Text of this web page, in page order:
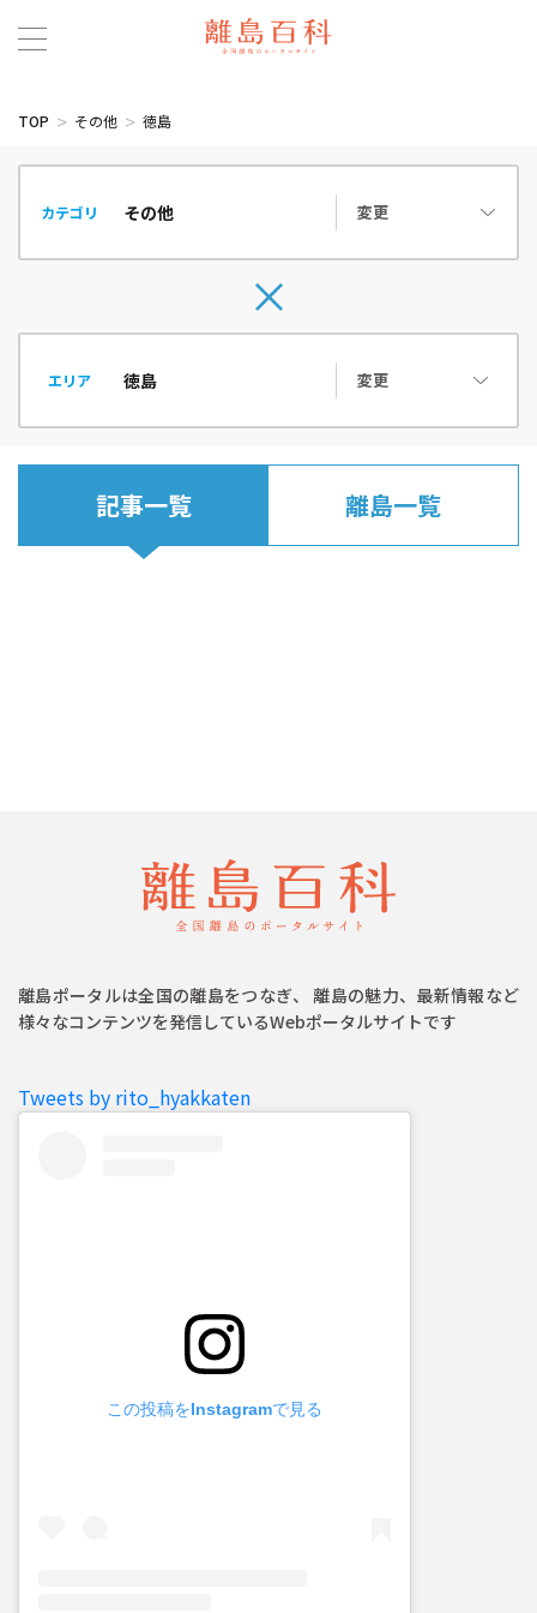
TOP その他 徳島
カテゴリ 変更
エリア 変更
記事一覧 離島一覧
離島ポータルは全国の離島をつなぎ、 離島の魅力、最新情報など
様々なコンテンツを発信しているWebポータルサイトです
Tweets by rito_hyakkaten
この投稿をInstagramで見る